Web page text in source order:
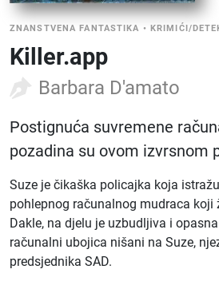
ZNANSTVENA FANTASTIKA • KRIMIĆI/
Killer.app
Barbara D'amato
Postignuća suvremene
pozadina su ovom izvrsnom
Suze je čikaška policajka koja
pohlepnog računalnog mudraca koji
Dakle, na djelu je uzbudljiva i
računalni ubojica nišani na Suze,
predsjednika SAD.